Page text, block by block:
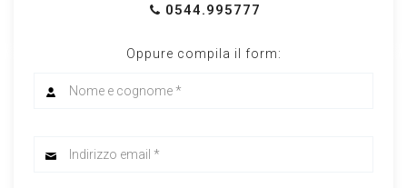
0544.995777
Oppure compila il form: